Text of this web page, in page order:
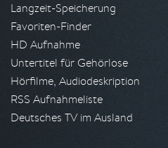
Langzeit-Speicherung
Favoriten-Finder
HD Aufnahme
Untertitel für Gehörlose
Hörfilme, Audiodeskription
RSS Aufnahmeliste
Deutsches TV im Ausland